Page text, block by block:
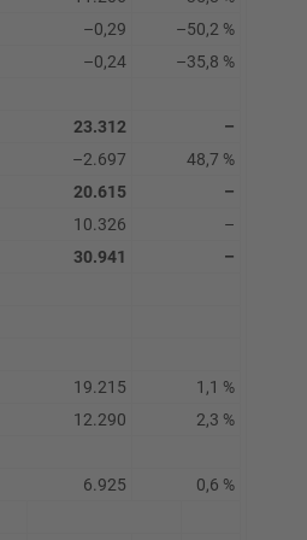
–0,29
–50,2 %
–0,24
–35,8 %
23.312
–
–2.697
48,7 %
20.615
–
10.326
–
30.941
–
19.215
1,1 %
12.290
2,3 %
6.925 0,6 %